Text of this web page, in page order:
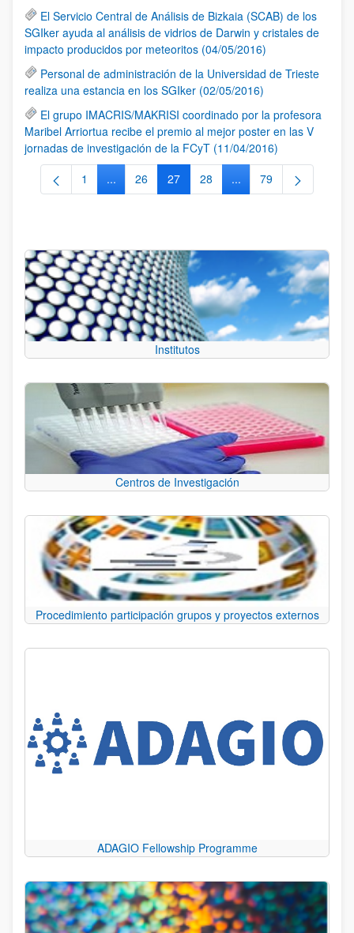
El Servicio Central de Análisis de Bizkaia (SCAB) de los
SGIker ayuda al análisis de vidrios de Darwin y cristales de
impacto producidos por meteoritos (04/05/2016)
Personal de administración de la Universidad de Trieste
realiza una estancia en los SGIker (02/05/2016)
El grupo IMACRIS/MAKRISI coordinado por la profesora
Maribel Arriortua recibe el premio al mejor poster en las V
jornadas de investigación de la FCyT (11/04/2016)
Página
1 ...Páginas intermedias Use TAB para desplazarse.
Página
26 Página
27 Página
28 ...Páginas intermedias
Página
79
Institutos
Centros de Investigación
Procedimiento participación grupos y proyectos externos
ADAGIO Fellowship Programme